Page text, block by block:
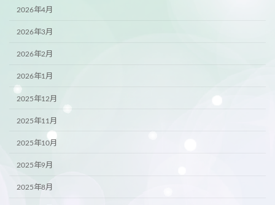
2026年4月
2026年3月
2026年2月
2026年1月
2025年12月
2025年11月
2025年10月
2025年9月
2025年8月